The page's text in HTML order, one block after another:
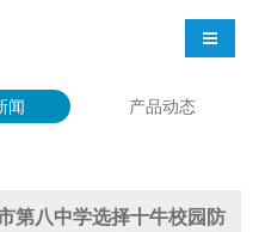
导航切
闻
产品动态
第八中学选择十牛校园防